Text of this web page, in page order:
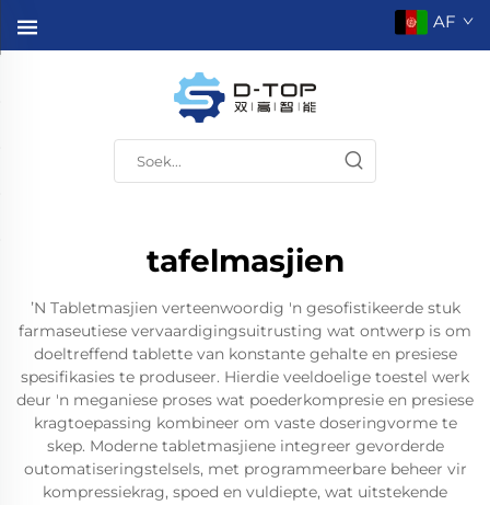
AF
tafelmasjien
ʼN Tabletmasjien verteenwoordig 'n gesofistikeerde stuk
farmaseutiese vervaardigingsuitrusting wat ontwerp is om
doeltreffend tablette van konstante gehalte en presiese
spesifikasies te produseer. Hierdie veeldoelige toestel werk
deur 'n meganiese proses wat poederkompresie en presiese
kragtoepassing kombineer om vaste doseringvorme te
skep. Moderne tabletmasjiene integreer gevorderde
outomatiseringstelsels, met programmeerbare beheer vir
kompressiekrag, spoed en vuldiepte, wat uitstekende